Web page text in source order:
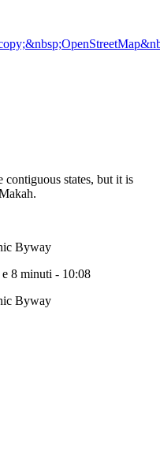
states, but it is
Byway
e 8 minuti - 10:08
Byway